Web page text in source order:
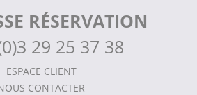
RÉSERVATION
29 25 37 38
ESPACE CLIENT
CONTACTER